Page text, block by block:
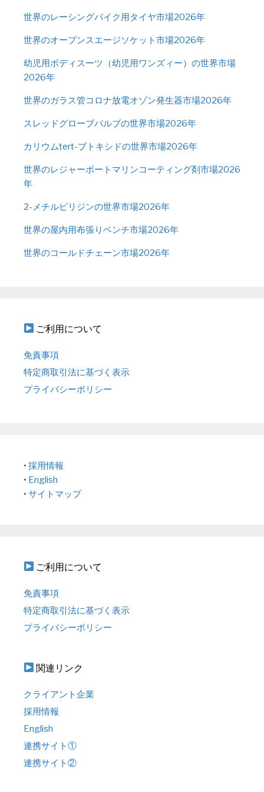
世界のレーシングバイク用タイヤ市場2026年
世界のオープンスエージソケット市場2026年
幼児用ボディスーツ（幼児用ワンズィー）の世界市場
2026年
世界のガラス管コロナ放電オゾン発生器市場2026年
スレッドグローブバルブの世界市場2026年
カリウムtert-ブトキシドの世界市場2026年
世界のレジャーボートマリンコーティング剤市場2026
年
2-メチルピリジンの世界市場2026年
世界の屋内用布張りベンチ市場2026年
世界のコールドチェーン市場2026年
ご利用について
免責事項
特定商取引法に基づく表示
プライバシーポリシー
• 採用情報
• English
• サイトマップ
ご利用について
免責事項
特定商取引法に基づく表示
プライバシーポリシー
関連リンク
クライアント企業
採用情報
English
連携サイト①
連携サイト②